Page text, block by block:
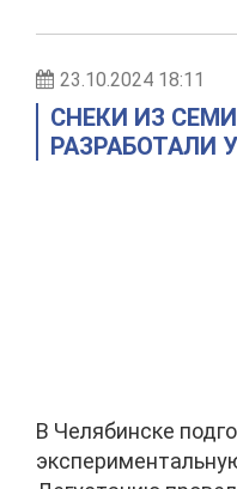
23.10.2024 18:11
СНЕКИ ИЗ
РАЗРАБОТАЛИ
В Челябинске